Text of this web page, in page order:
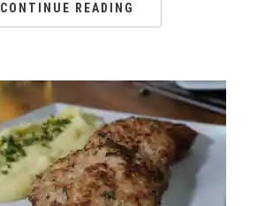
CONTINUE READING